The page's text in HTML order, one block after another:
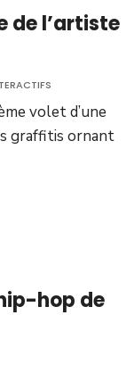
de l’artiste
volet d’une
graffitis ornant
hop de